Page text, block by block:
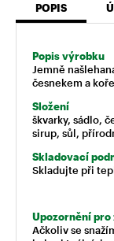
POPIS
Popis výrobku
Jemně
česnekem a
Složení
škvarky, sádlo,
sirup, sůl,
Skladovací
Skladujte při
Upozornění
Ačkoliv se